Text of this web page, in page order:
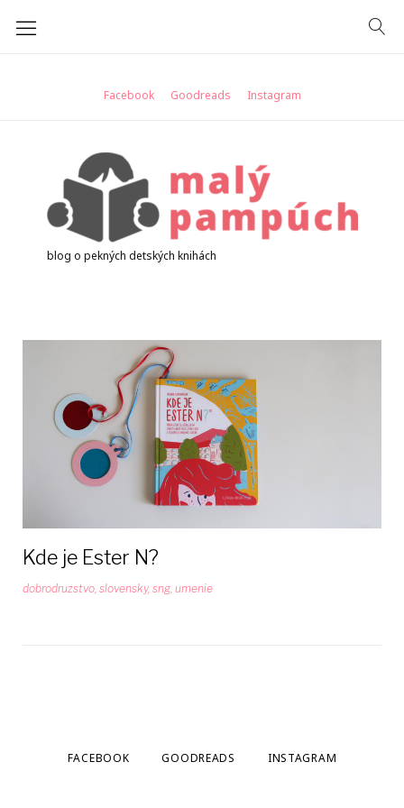
Facebook Goodreads Instagram
blog o pekných detských knihách
Značka:
sng
Kde je Ester N?
dobrodruzstvo, slovensky, sng, umenie
FACEBOOK GOODREADS INSTAGRAM